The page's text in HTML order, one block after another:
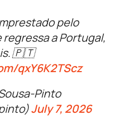
pelo
regressa a Portugal,
🇵🇹
qxY6K2TScz
Pinto
July 7, 2026